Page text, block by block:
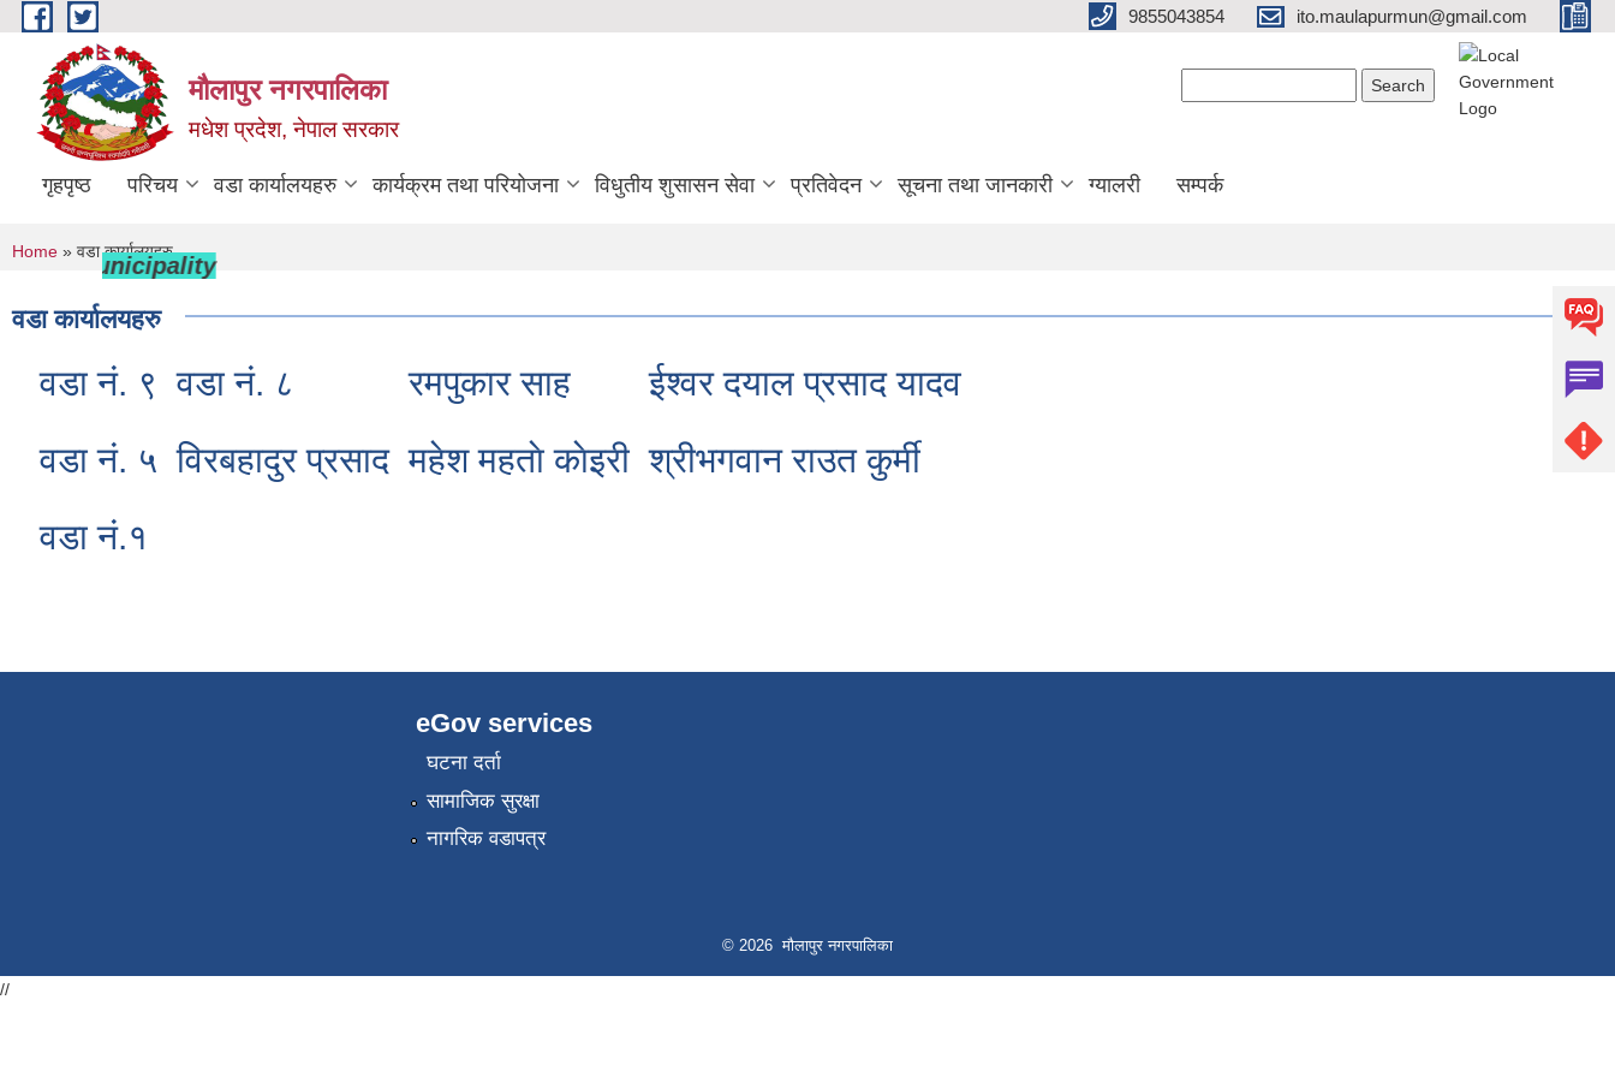
Skip to main content 9855043854 ito.maulapurmun@gmail.com
मौलापुर नगरपालिका
मधेश प्रदेश, नेपाल सरकार
गृहपृष्ठ परिचय वडा कार्यालयहरु कार्यक्रम तथा परियोजना विधुतीय शुसासन सेवा प्रतिवेदन सूचना तथा जानकारी ग्यालरी सम्पर्क
Municipality
You are here
Home » वडा कार्यालयहरु
वडा कार्यालयहरु
वडा नं. ९ वडा नं. ८ रमपुकार साह
ईश्वर दयाल प्रसाद यादव
वडा नं. ५ विरबहादुर प्रसाद महेश महताे काेइरी श्रीभगवान राउत कुर्मी
वडा नं.१
eGov services
घटना दर्ता
सामाजिक सुरक्षा
नागरिक वडापत्र
© 2026 मौलापुर नगरपालिका
//